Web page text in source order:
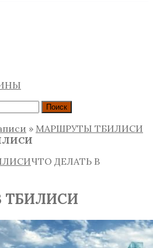
» МАРШРУТЫ ТБИЛИСИ
ЧТО ДЕЛАТЬ В
ТБИЛИСИ